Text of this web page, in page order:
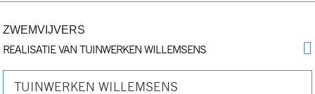
ZWEMVIJVERS
REALISATIE VAN TUINWERKEN WILLEMSENS
TUINWERKEN WILLEMSENS